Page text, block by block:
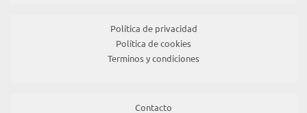
Política de privacidad
Política de cookies
Terminos y condiciones
Contacto